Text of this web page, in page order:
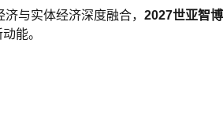
与实体经济深度融合， 2027世亚智
能。